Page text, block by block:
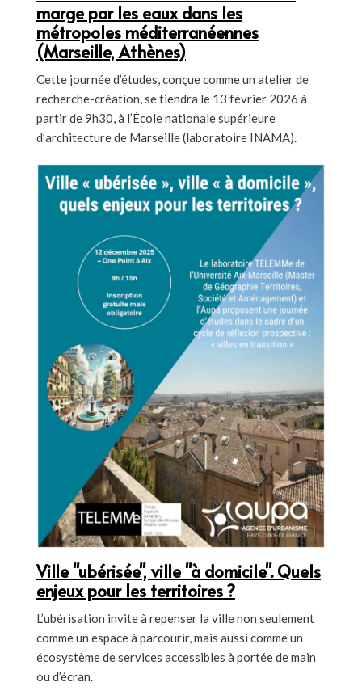
marge par les eaux dans les
métropoles méditerranéennes
(Marseille, Athènes)
Cette journée d’études, conçue comme un atelier de
recherche-création, se tiendra le 13 février 2026 à
partir de 9h30, à l’École nationale supérieure
d’architecture de Marseille (laboratoire INAMA).
Ville "ubérisée", ville "à domicile". Quels
enjeux pour les territoires ?
L’ubérisation invite à repenser la ville non seulement
comme un espace à parcourir, mais aussi comme un
écosystème de services accessibles à portée de main
ou d’écran.